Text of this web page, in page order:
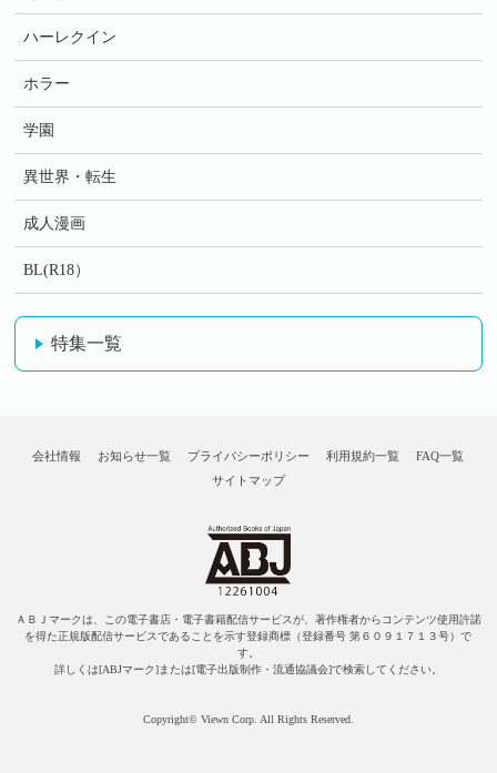
ハーレクイン
ホラー
学園
異世界・転生
成人漫画
BL(R18）
特集一覧
会社情報 お知らせ一覧 プライバシーポリシー 利用規約一覧
FAQ一覧
サイトマップ
ＡＢＪマークは、この電子書店・電子書籍配信サービスが、著作権者からコンテンツ使用許諾
を得た正規版配信サービスであることを示す登録商標（登録番号 第６０９１７１３号）で
す。
詳しくは[ABJマーク]または[電子出版制作・流通協議会]で検索してください。
Copyright© Viewn Corp. All Rights Reserved.